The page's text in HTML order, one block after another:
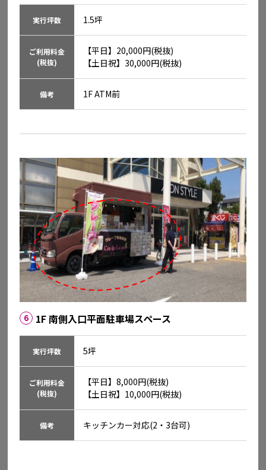
イオン高松東
詳細を見る
イオンモール津山インター
岡山県津山市河辺1000-1
実行坪数 1.5坪
ご利用料金
(税抜)
【平日】20,000円(税抜)
【土日祝】30,000円(税抜)
備考 1F ATM前
6 1F 南側入口平面駐車場スペース
実行坪数 5坪
ご利用料金
(税抜)
【平日】8,000円(税抜)
【土日祝】10,000円(税抜)
備考 キッチンカー対応(2・3台可)